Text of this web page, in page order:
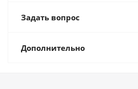
Задать вопрос
Дополнительно